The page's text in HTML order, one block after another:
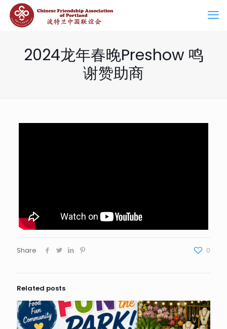
2024龙年春晚Preshow 鸣
谢赞助商
Share 0
Related posts